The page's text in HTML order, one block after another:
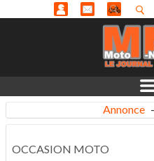
Annonce -
OCCASION MOTO